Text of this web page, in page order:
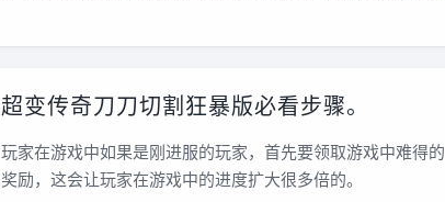
超变传奇刀刀切割狂暴版必看步骤。
玩家在游戏中如果是刚进服的玩家，首先要领取游戏中难得的
奖励，这会让玩家在游戏中的进度扩大很多倍的。